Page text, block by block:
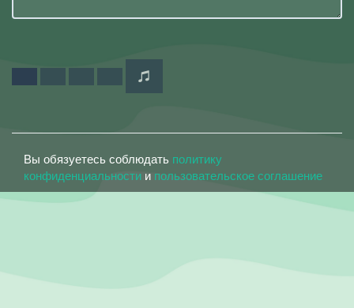
Вы обязуетесь соблюдать политику
конфиденциальности и пользовательское соглашение